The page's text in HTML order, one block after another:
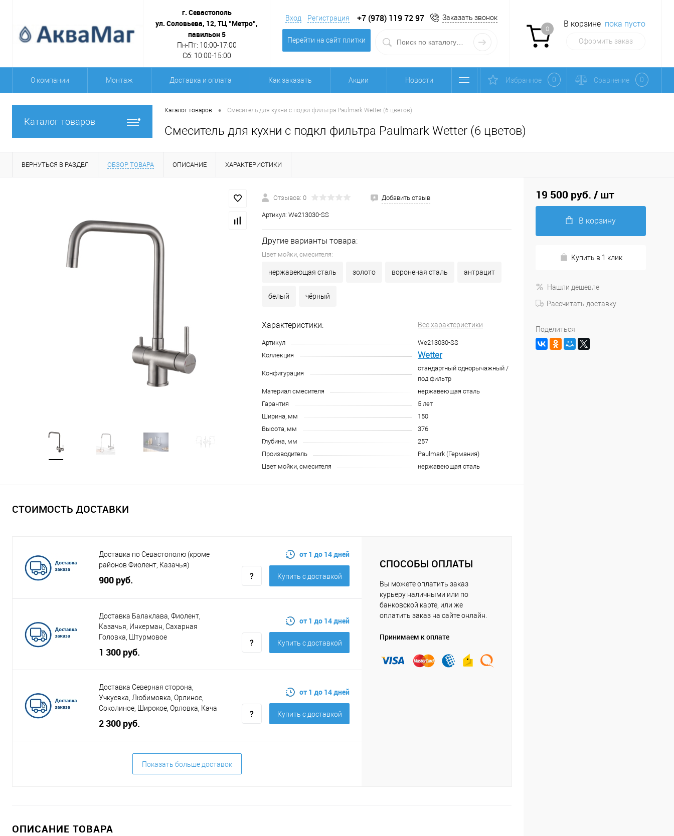
г. Севастополь
ул. Соловьева, 12, ТЦ "Метро",
павильон 5
Пн-Пт: 10:00-17:00
Сб: 10:00-15:00
Вход Регистрация +7 (978) 119 72 97 Заказать звонок
Перейти на сайт плитки
0
В корзине пока пусто
Оформить заказ
О компании Монтаж Доставка и оплата Как заказать Акции Новости Избранное 0 Сравнение 0
Каталог товаров
Каталог товаров • Смеситель для кухни с подкл фильтра Paulmark Wetter (6 цветов)
Смеситель для кухни с подкл фильтра Paulmark Wetter (6 цветов)
ВЕРНУТЬСЯ В РАЗДЕЛ ОБЗОР ТОВАРА ОПИСАНИЕ ХАРАКТЕРИСТИКИ
Отзывов: 0 Добавить отзыв
Артикул: We213030-SS
Другие варианты товара:
Цвет мойки, смесителя:
нержавеющая сталь золото вороненая сталь антрацит
белый чёрный
Характеристики: Все характеристики
Артикул
We213030-SS
Коллекция
Wetter
Конфигурация
стандартный однорычажный /
под фильтр
Материал смесителя
нержавеющая сталь
Гарантия
5 лет
Ширина, мм
150
Высота, мм
376
Глубина, мм
257
Производитель
Paulmark (Германия)
Цвет мойки, смесителя
нержавеющая сталь
СТОИМОСТЬ ДОСТАВКИ
Доставка по Севастополю (кроме
районов Фиолент, Казачья)
900 руб.
от 1 до 14 дней
Купить c доставкой
Доставка Балаклава, Фиолент,
Казачья, Инкерман, Сахарная
Головка, Штурмовое
1 300 руб.
от 1 до 14 дней
Купить c доставкой
Доставка Северная сторона,
Учкуевка, Любимовка, Орлиное,
Соколиное, Широкое, Орловка, Кача
2 300 руб.
от 1 до 14 дней
Купить c доставкой
Показать больше доставок
СПОСОБЫ ОПЛАТЫ
Вы можете оплатить заказ
курьеру наличными или по
банковской карте, или же
оплатить заказ на сайте онлайн.
Принимаем к оплате
ОПИСАНИЕ ТОВАРА
19 500 руб. / шт
В корзину
Купить в 1 клик
Нашли дешевле
Рассчитать доставку
Поделиться